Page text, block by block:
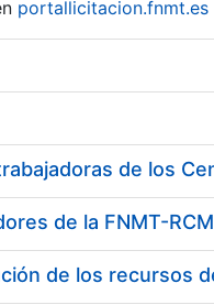
portallicitacion.fnmt.es